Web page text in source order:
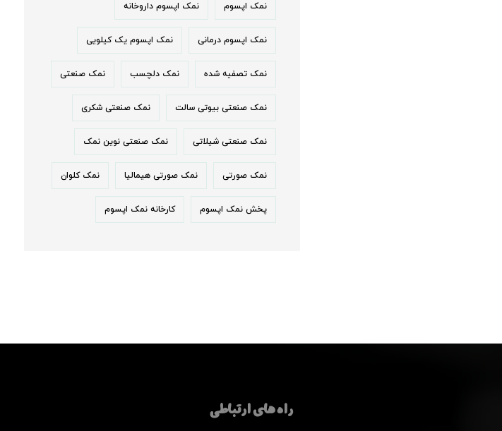
نمک اپسوم نمک اپسوم داروخانه
نمک اپسوم درمانی نمک اپسوم یک کیلویی
نمک تصفیه شده نمک دلچسب نمک صنعتی
نمک صنعتی بیوتی سالت نمک صنعتی شکری
نمک صنعتی شیلاتی نمک صنعتی نوین نمک
نمک صورتی نمک صورتی هیمالیا نمک کلوان
پخش نمک اپسوم کارخانه نمک اپسوم
راه های ارتباطی